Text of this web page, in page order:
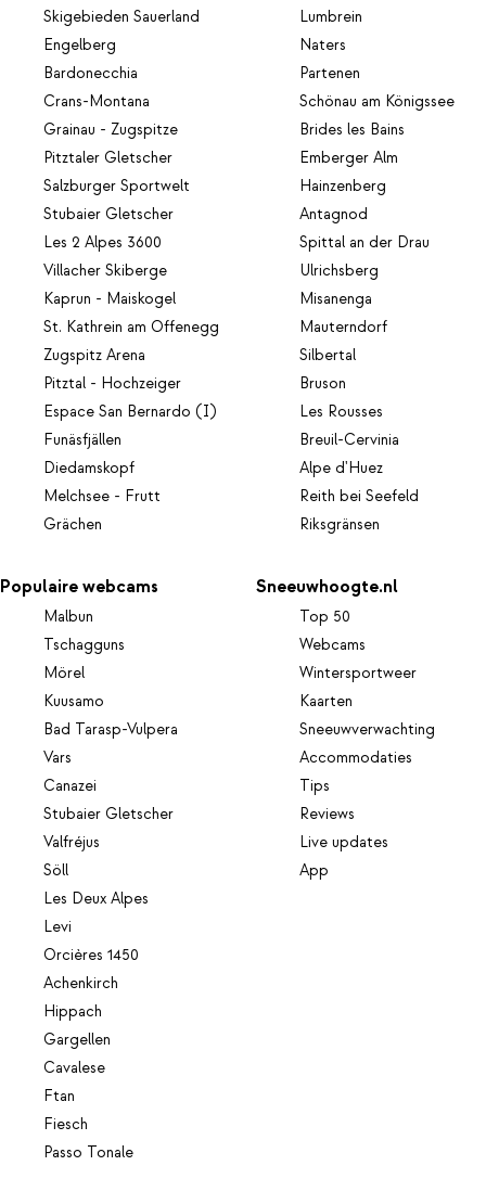
Skigebieden Sauerland
Engelberg
Bardonecchia
Crans-Montana
Grainau - Zugspitze
Pitztaler Gletscher
Salzburger Sportwelt
Stubaier Gletscher
Les 2 Alpes 3600
Villacher Skiberge
Kaprun - Maiskogel
St. Kathrein am Offenegg
Zugspitz Arena
Pitztal - Hochzeiger
Espace San Bernardo (I)
Funäsfjällen
Diedamskopf
Melchsee - Frutt
Grächen
Lumbrein
Naters
Partenen
Schönau am Königssee
Brides les Bains
Emberger Alm
Hainzenberg
Antagnod
Spittal an der Drau
Ulrichsberg
Misanenga
Mauterndorf
Silbertal
Bruson
Les Rousses
Breuil-Cervinia
Alpe d'Huez
Reith bei Seefeld
Riksgränsen
Populaire webcams
Malbun
Tschagguns
Mörel
Kuusamo
Bad Tarasp-Vulpera
Vars
Canazei
Stubaier Gletscher
Valfréjus
Söll
Les Deux Alpes
Levi
Orcières 1450
Achenkirch
Hippach
Gargellen
Cavalese
Ftan
Fiesch
Passo Tonale
Sneeuwhoogte.nl
Top 50
Webcams
Wintersportweer
Kaarten
Sneeuwverwachting
Accommodaties
Tips
Reviews
Live updates
App